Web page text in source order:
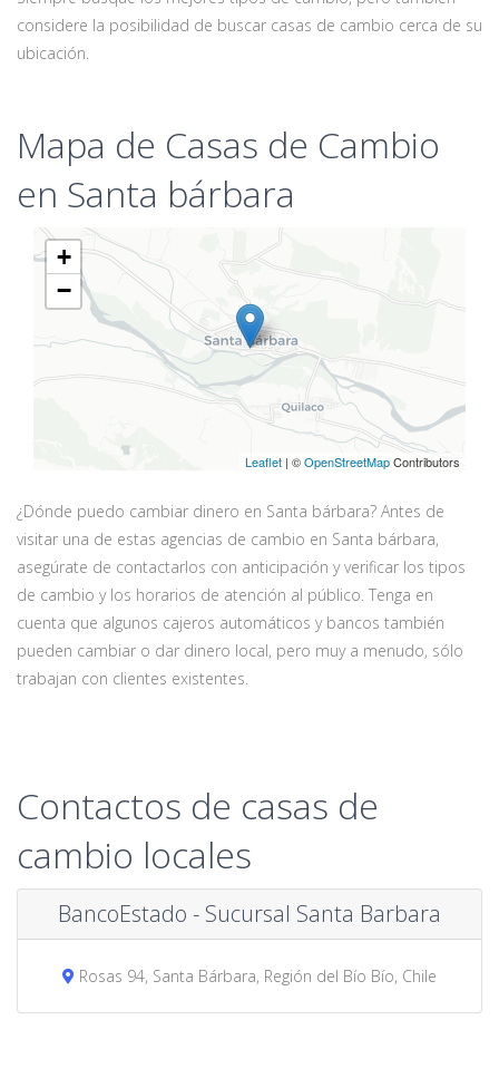
considere la posibilidad de buscar casas de cambio cerca de su
ubicación.
Mapa de Casas de Cambio
en Santa bárbara
+
−
Leaflet | ©OpenStreetMapContributors
¿Dónde puedo cambiar dinero en Santa bárbara? Antes de
visitar una de estas agencias de cambio en Santa bárbara,
asegúrate de contactarlos con anticipación y verificar los tipos
de cambio y los horarios de atención al público. Tenga en
cuenta que algunos cajeros automáticos y bancos también
pueden cambiar o dar dinero local, pero muy a menudo, sólo
trabajan con clientes existentes.
Contactos de casas de
cambio locales
BancoEstado - Sucursal Santa Barbara
Rosas 94, Santa Bárbara, Región del Bío Bío, Chile